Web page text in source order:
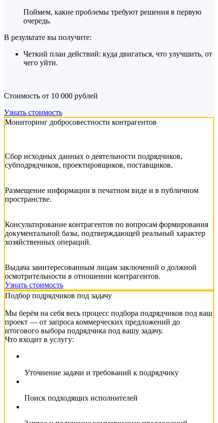
Поймем, какие проблемы требуют решения в первую
очередь.
В результате вы получите:
Четкий план действий: куда двигаться, что улучшить, от
чего уйти.
Стоимость от 10 000 рублей
Узнать стоимость
Мониторинг добросовестности контрагентов
Сбор исходных данных о деятельности подрядчиков,
субподрядчиков, проектировщиков, поставщиков.
Размещение информации в печатном виде и в публичном
пространстве.
Консультирование контрагентов по вопросам формирования
документальной базы, подтверждающей реальный характер
хозяйственных операций.
Выдача заинтересованным лицам заключений о должной
осмотрительности в отношении контрагентов.
Узнать стоимость
Подбор подрядчиков под задачу
Мы берём на себя весь процесс подбора подрядчиков под ваш
проект — от запроса коммерческих предложений до
итогового выбора подрядчика под вашу задачу.
Что входит в услугу:
Уточнение задачи и требований к подрядчику
Поиск подходящих исполнителей